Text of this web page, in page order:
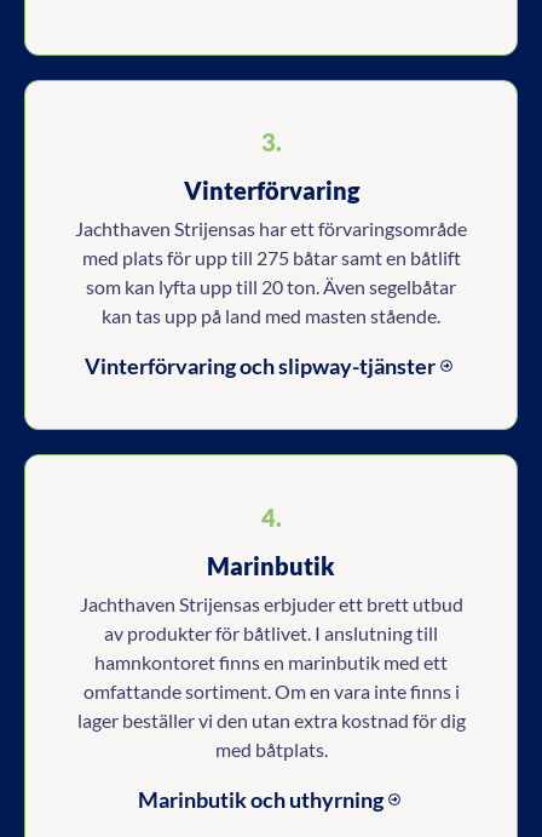
3.
Vinterförvaring
Jachthaven Strijensas har ett förvaringsområde
med plats för upp till 275 båtar samt en båtlift
som kan lyfta upp till 20 ton. Även segelbåtar
kan tas upp på land med masten stående.
Vinterförvaring och slipway-tjänster
4.
Marinbutik
Jachthaven Strijensas erbjuder ett brett utbud
av produkter för båtlivet. I anslutning till
hamnkontoret finns en marinbutik med ett
omfattande sortiment. Om en vara inte finns i
lager beställer vi den utan extra kostnad för dig
med båtplats.
Marinbutik och uthyrning